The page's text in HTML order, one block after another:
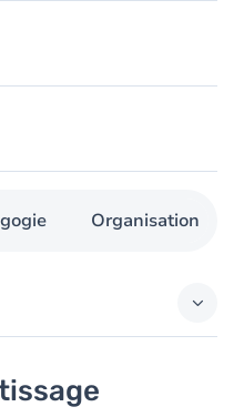
Organisation